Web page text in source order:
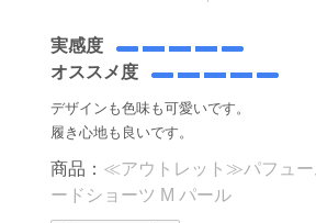
実感度
オススメ度
デザインも色味も可愛いです。
履き心地も良いです。
商品： ≪アウトレット≫パフュー
ードショーツ M パール